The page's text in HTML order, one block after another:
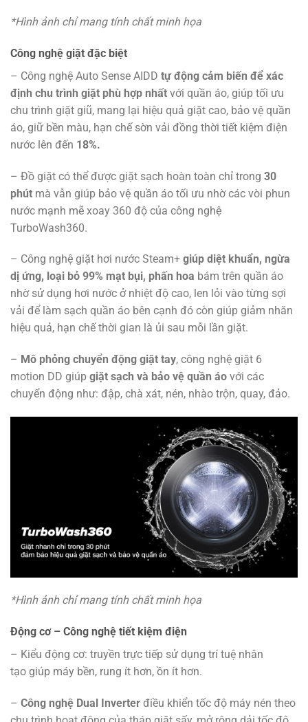
*Hình ảnh chỉ mang tính chất minh họa
Công nghệ giặt đặc biệt
– Công nghệ Auto Sense AIDD tự động cảm biến để xác
định chu trình giặt phù hợp nhất với quần áo, giúp tối ưu
chu trình giặt giũ, mang lại hiệu quả giặt cao, bảo vệ quần
áo, giữ bền màu, hạn chế sờn vải đồng thời tiết kiệm điện
nước lên đến 18%.
– Đồ giặt có thể được giặt sạch hoàn toàn chỉ trong 30
phút mà vẫn giúp bảo vệ quần áo tối ưu nhờ các vòi phun
nước mạnh mẽ xoay 360 độ của công nghệ
TurboWash360.
– Công nghệ giặt hơi nước Steam+ giúp diệt khuẩn, ngừa
dị ứng, loại bỏ 99% mạt bụi, phấn hoa bám trên quần áo
nhờ sử dụng hơi nước ở nhiệt độ cao, len lỏi vào từng sợi
vải để làm sạch quần áo bên cạnh đó còn giúp giảm nhăn
hiệu quả, hạn chế thời gian là ủi sau mỗi lần giặt.
– Mô phỏng chuyển động giặt tay, công nghệ giặt 6
motion DD giúp giặt sạch và bảo vệ quần áo với các
chuyển động như: đập, chà xát, nén, nhào trộn, quay, đảo.
*Hình ảnh chỉ mang tính chất minh họa
Động cơ – Công nghệ tiết kiệm điện
– Kiểu động cơ: truyền trực tiếp sử dụng trí tuệ nhân
tạo giúp máy bền, rung ít hơn, ồn ít hơn.
– Công nghệ Dual Inverter điều khiển tốc độ máy nén theo